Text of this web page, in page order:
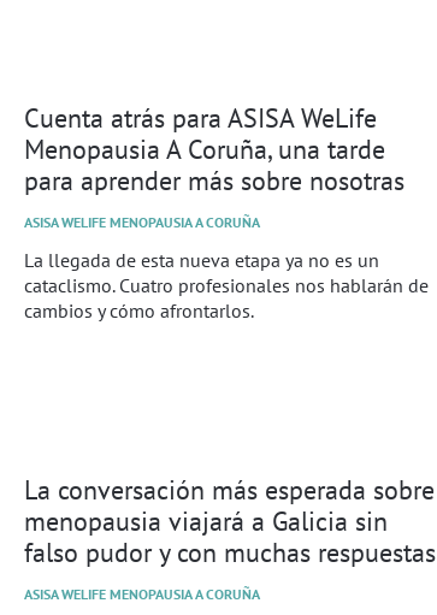
Cuenta atrás para ASISA WeLife
Menopausia A Coruña, una tarde
para aprender más sobre nosotras
ASISA WELIFE MENOPAUSIA A CORUÑA
La llegada de esta nueva etapa ya no es un
cataclismo. Cuatro profesionales nos hablarán de
cambios y cómo afrontarlos.
La conversación más esperada sobre
menopausia viajará a Galicia sin
falso pudor y con muchas respuestas
ASISA WELIFE MENOPAUSIA A CORUÑA